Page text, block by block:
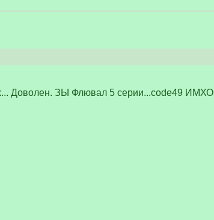
Доволен. ЗЫ Флювал 5 серии...code49 ИМХО